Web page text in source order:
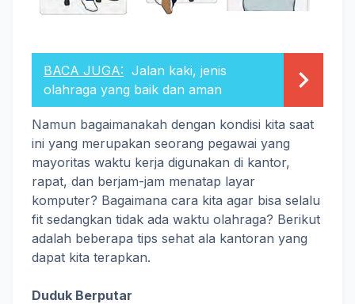
BACA JUGA: Jalan kaki, jenis
olahraga yang baik dan aman
Namun bagaimanakah dengan kondisi kita saat
ini yang merupakan seorang pegawai yang
mayoritas waktu kerja digunakan di kantor,
rapat, dan berjam-jam menatap layar
komputer? Bagaimana cara kita agar bisa selalu
fit sedangkan tidak ada waktu olahraga? Berikut
adalah beberapa tips sehat ala kantoran yang
dapat kita terapkan.
Duduk Berputar